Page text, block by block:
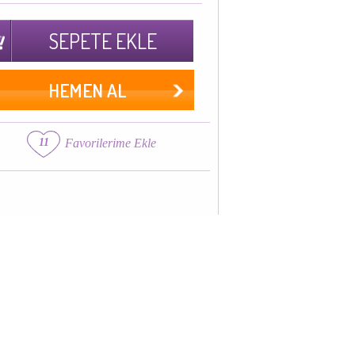
SEPETE EKLE
HEMEN AL
11 Favorilerime Ekle